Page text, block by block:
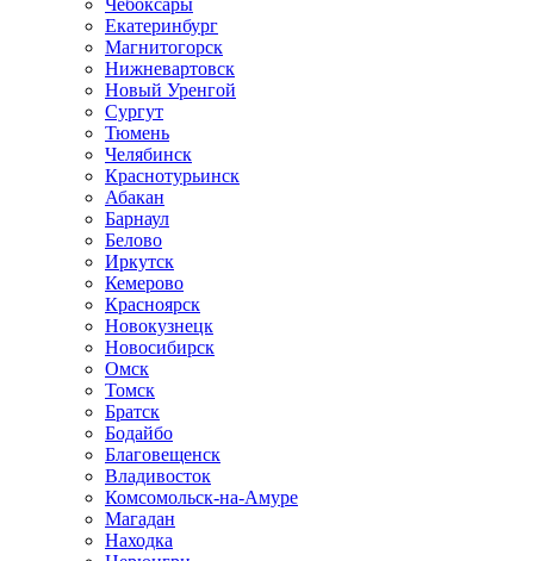
Екатеринбург
Магнитогорск
Нижневартовск
Новый Уренгой
Сургут
Тюмень
Челябинск
Краснотурьинск
Абакан
Барнаул
Белово
Иркутск
Кемерово
Красноярск
Новокузнецк
Новосибирск
Омск
Томск
Братск
Бодайбо
Благовещенск
Владивосток
Комсомольск-на-Амуре
Магадан
Находка